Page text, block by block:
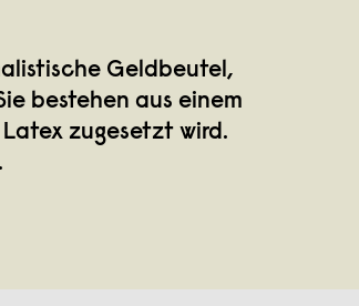
Geldbeutel,
bestehen aus einem
Latex zugesetzt wird.